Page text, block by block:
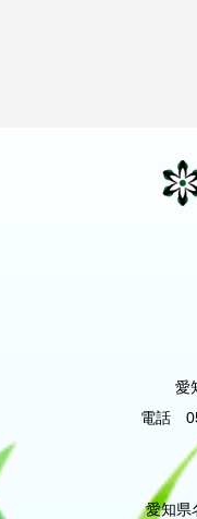
愛
電話
愛知県